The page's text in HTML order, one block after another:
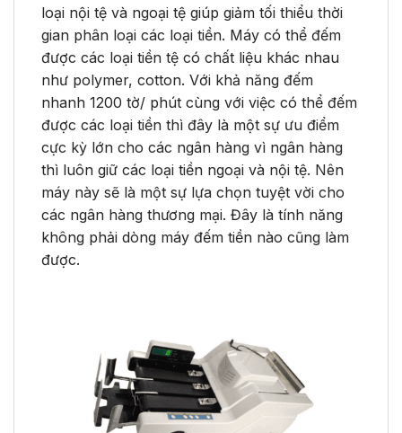
loại nội tệ và ngoại tệ giúp giảm tối thiểu thời
gian phân loại các loại tiền. Máy có thể đếm
được các loại tiền tệ có chất liệu khác nhau
như polymer, cotton. Với khả năng đếm
nhanh 1200 tờ/ phút cùng với việc có thể đếm
được các loại tiền thì đây là một sự ưu điểm
cực kỳ lớn cho các ngân hàng vì ngân hàng
thì luôn giữ các loại tiền ngoại và nội tệ. Nên
máy này sẽ là một sự lựa chọn tuyệt vời cho
các ngân hàng thương mại. Đây là tính năng
không phải dòng máy đếm tiền nào cũng làm
được.